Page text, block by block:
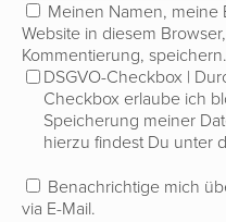
Meinen Namen, meine
Website in diesem
Kommentierung, speichern.
DSGVO-Checkbox |
Checkbox erlaube ich
Speicherung meiner
hierzu findest Du unter
Benachrichtige mich
via E-Mail.